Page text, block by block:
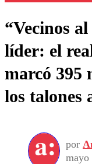
“Vecinos
líder: el
marcó 395
los talones
por
mayo